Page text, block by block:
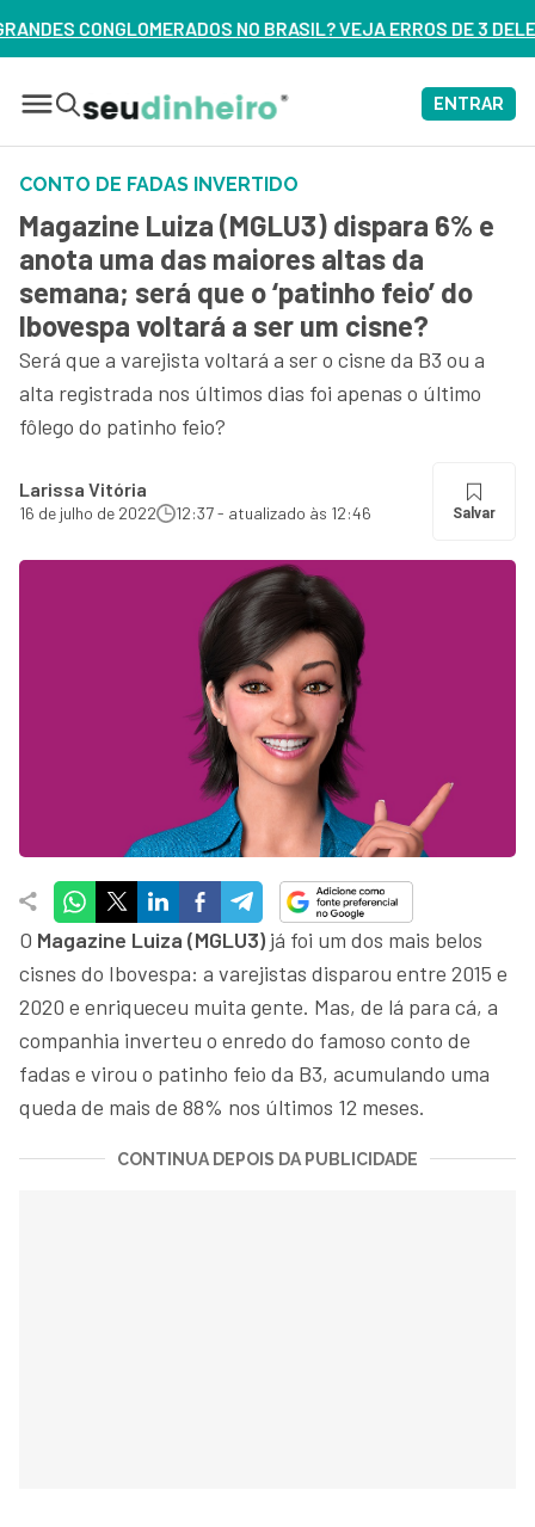
BRASIL? VEJA ERROS DE 3 DELES – ASSISTA AGORA
ENTRAR
CONTO DE FADAS INVERTIDO
Magazine Luiza (MGLU3) dispara 6% e
anota uma das maiores altas da
semana; será que o ‘patinho feio’ do
Ibovespa voltará a ser um cisne?
Será que a varejista voltará a ser o cisne da B3 ou a
alta registrada nos últimos dias foi apenas o último
fôlego do patinho feio?
Larissa Vitória
16 de julho de 2022 12:37 - atualizado às 12:46 Salvar
O Magazine Luiza (MGLU3) já foi um dos mais belos
cisnes do Ibovespa: a varejistas disparou entre 2015 e
2020 e enriqueceu muita gente. Mas, de lá para cá, a
companhia inverteu o enredo do famoso conto de
fadas e virou o patinho feio da B3, acumulando uma
queda de mais de 88% nos últimos 12 meses.
CONTINUA DEPOIS DA PUBLICIDADE